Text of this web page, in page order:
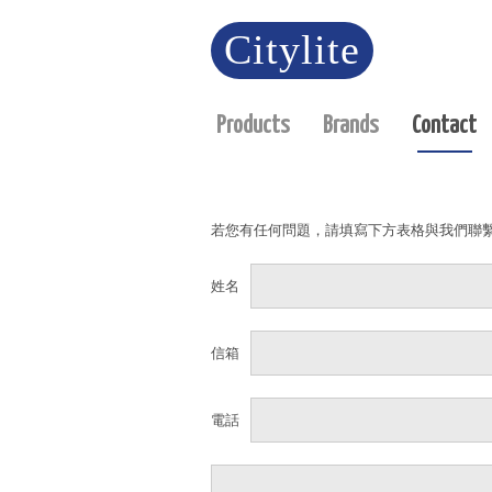
Citylite
Products Brands Contact
若您有任何問題，請填寫下方表格與我們聯
姓名
信箱
電話